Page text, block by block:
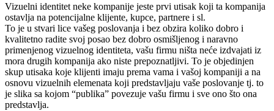
Vizuelni identitet neke kompanije jeste prvi utisak koji ta kompanija
ostavlja na potencijalne klijente, kupce, partnere i sl.
To je u stvari lice vašeg poslovanja i bez obzira koliko dobro i
kvalitetno radite svoj posao bez dobro osmišljenog i naravno
primenjenog vizuelnog identiteta, vašu firmu ništa neće izdvajati iz
mora drugih kompanija ako niste prepoznatljivi. To je objedinjen
skup utisaka koje klijenti imaju prema vama i vašoj kompaniji a na
osnovu vizuelnih elemenata koji predstavljaju vaše poslovanje tj. to
je slika sa kojom “publika” povezuje vašu firmu i sve ono što ona
predstavlja.